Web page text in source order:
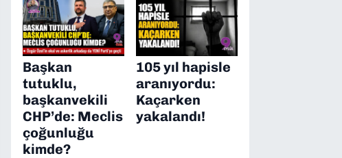
Başkan
tutuklu,
başkanvekili
CHP’de: Meclis
çoğunluğu
kimde?
105 yıl hapisle
aranıyordu:
Kaçarken
yakalandı!